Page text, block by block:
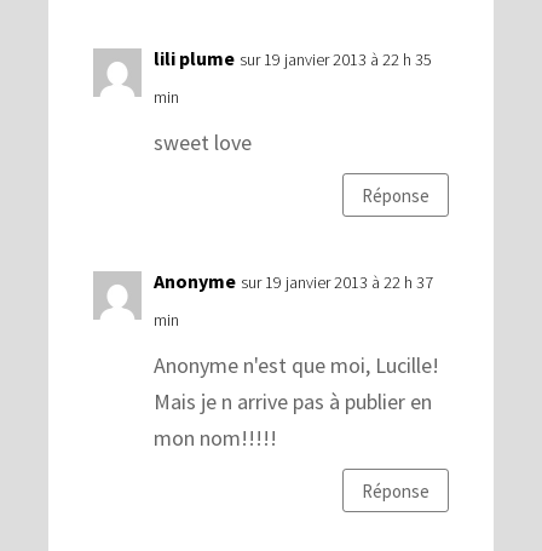
lili plume sur 19 janvier 2013 à 22 h 35
min
sweet love
Réponse
Anonyme sur 19 janvier 2013 à 22 h 37
min
Anonyme n'est que moi, Lucille!
Mais je n arrive pas à publier en
mon nom!!!!!
Réponse